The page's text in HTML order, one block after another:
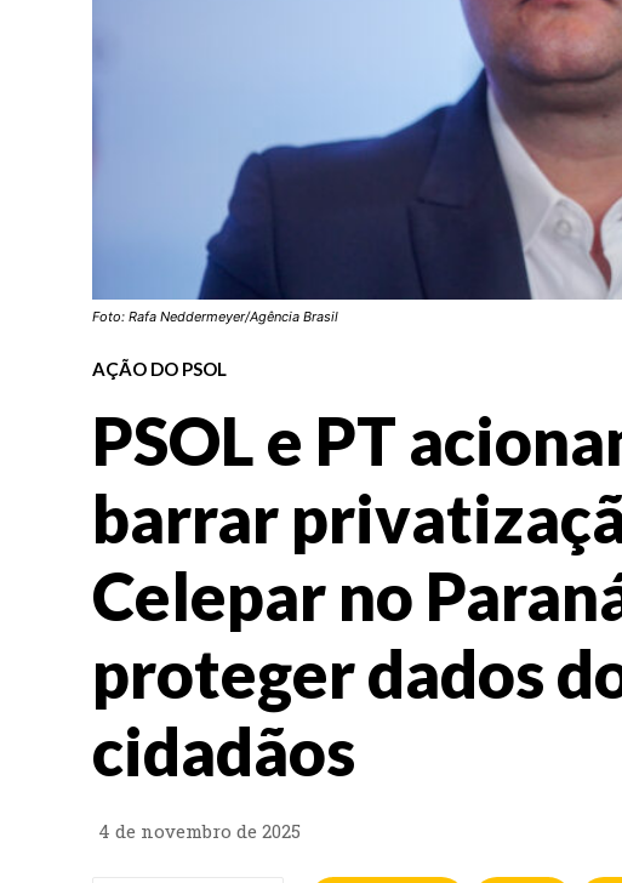
Foto: Rafa Neddermeyer/Agência Brasil
AÇÃO DO PSOL
PSOL e PT
barrar
Celepar no
proteger dados
cidadãos
4 de novembro de 2025